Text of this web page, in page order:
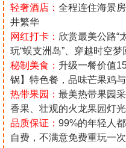
轻奢酒店： 全程连住海景
井繁华
网红打卡： 欣赏最美公路“
玩“蜈支洲岛”、穿越时空梦
秘制美食： 升级一餐价值
锅】特色餐，品味芒果鸡
热带果园： 最美热带果园
香果、壮观的火龙果园灯
品质保证： 99%的年轻人
自费，不满意免费重玩一次